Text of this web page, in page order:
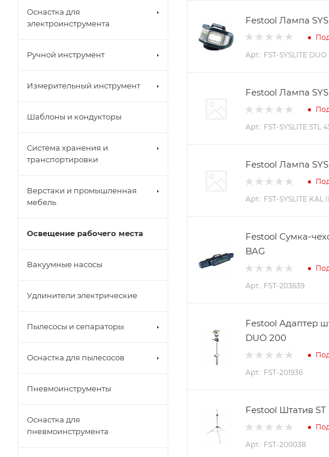
Festool Лампа
Арт.: FST-SYSLITE DUO
Festool Лампа
Арт.: FST-SYSLITE STL
Festool Лампа
Арт.: FST-SYSLITE KAL II
Festool Сумка-
BAG
Арт.: FST-203639
Festool Адаптер
DUO 200
Арт.: FST-201936
Festool Штатив
Арт.: FST-200038
Оснастка для
электроинструмента
Ручной инструмент
Измерительный инструмент
Шаблоны и кондукторы
Система хранения и
транспортировки
Верстаки и промышленная
мебель
Освещение рабочего места
Вакуумные насосы
Удлинители электрические
Пылесосы и сепараторы
Оснастка для пылесосов
Пневмоинструменты
Оснастка для
пневмоинструмента